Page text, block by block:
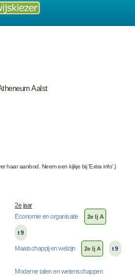
Aalst
haar aanbod. Neem een kijkje bij 'Extra info'.)
2e jaar
Economie en organisatie 2e lj A
t 9
Maatschappij en welzijn 2e lj A t 9
Moderne talen en wetenschappen